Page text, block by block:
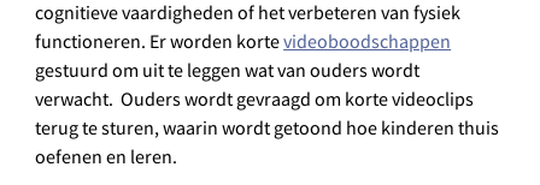
cognitieve vaardigheden of het verbeteren van fysiek
functioneren. Er worden kortevideoboodschappen
gestuurd om uit te leggen wat van ouders wordt
verwacht. Ouders wordt gevraagd om korte videoclips
terug te sturen, waarin wordt getoond hoe kinderen thuis
oefenen en leren.